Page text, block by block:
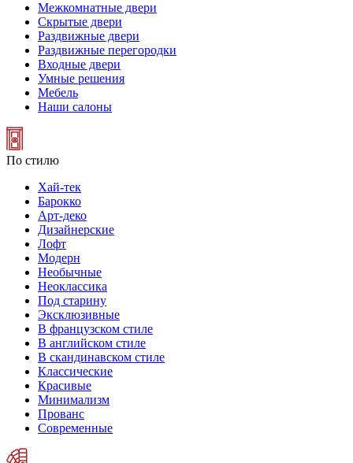
Межкомнатные двери
Скрытые двери
Раздвижные двери
Раздвижные перегородки
Входные двери
Умные решения
Мебель
Наши салоны
По стилю
Хай-тек
Барокко
Арт-деко
Дизайнерские
Лофт
Модерн
Необычные
Неоклассика
Под старину
Эксклюзивные
В французском стиле
В английском стиле
В скандинавском стиле
Классические
Красивые
Минимализм
Прованс
Современные